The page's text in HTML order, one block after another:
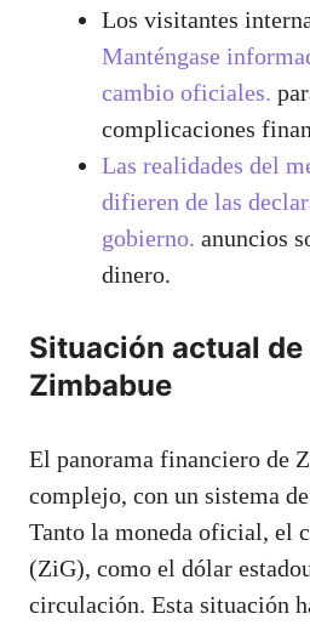
Los visitantes
Manténgase
cambio oficiales.
complicaciones
Las realidades del
difieren de las
gobierno. anuncios
dinero.
Situación actual de
Zimbabue
El panorama financiero de
complejo, con un sistema
Tanto la moneda oficial, el
(ZiG), como el dólar
circulación. Esta situación